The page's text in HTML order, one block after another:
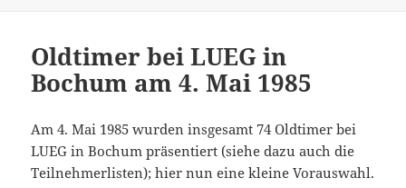
Oldtimer bei LUEG in
Bochum am 4. Mai 1985
Am 4. Mai 1985 wurden insgesamt 74 Oldtimer bei
LUEG in Bochum präsentiert (siehe dazu auch die
Teilnehmerlisten); hier nun eine kleine Vorauswahl.